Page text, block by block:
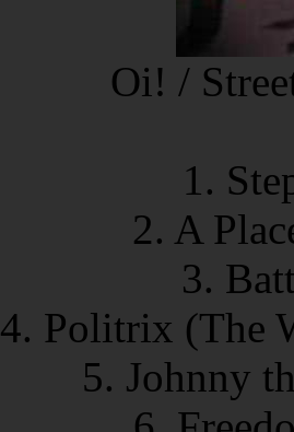
Oi! /
1.
2. A
3.
4. Politrix (The
5. Johnny